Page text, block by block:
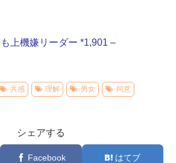
上機嫌リーダー *1,901 –
共感 理解 男女
同意
シェアする
Facebook はてブ